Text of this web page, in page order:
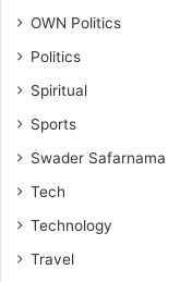
OWN Politics
Politics
Spiritual
Sports
Swader Safarnama
Tech
Technology
Travel